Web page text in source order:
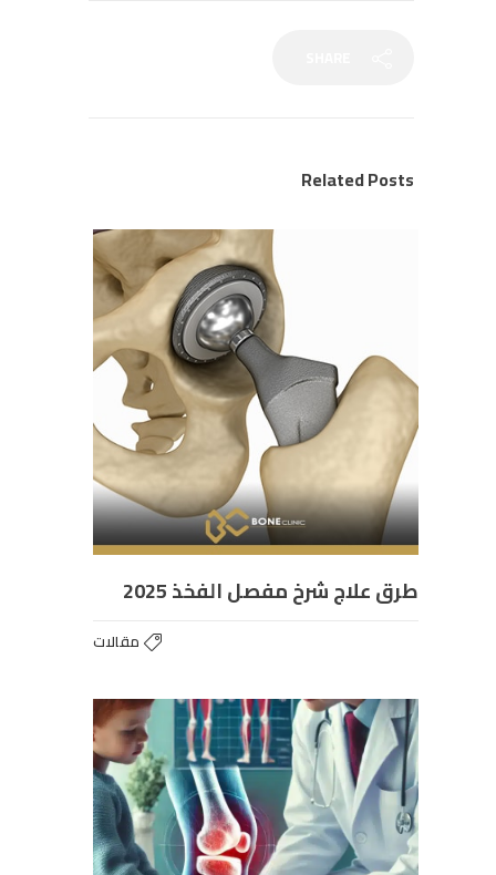
Related Posts
طرق علاج شرخ مفصل الفخذ 2025
مقالات